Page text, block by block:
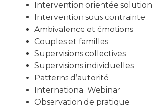
Intervention orientée solution
Intervention sous contrainte
Ambivalence et émotions
Couples et familles
Supervisions collectives
Supervisions individuelles
Patterns d’autorité
International Webinar
Observation de pratique